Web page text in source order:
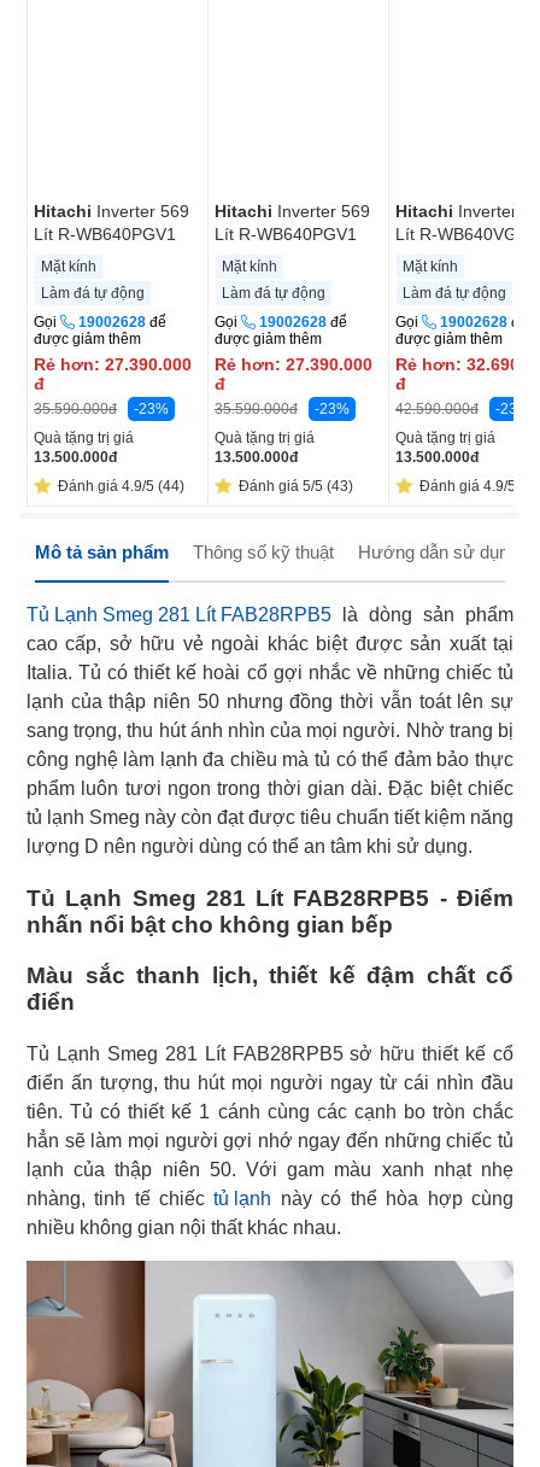
Hitachi Inverter 569
Lít R-WB640PGV1
GCK
Mặt kính
Làm đá tự động
Gọi 19002628 để
được giảm thêm
Rẻ hơn: 27.390.000
đ
35.590.000đ
-23%
Quà tặng trị giá
13.500.000đ
Đánh giá 4.9/5 (44)
Hitachi Inverter 569
Lít R-WB640PGV1
GMG
Mặt kính
Làm đá tự động
Gọi 19002628 để
được giảm thêm
Rẻ hơn: 27.390.000
đ
35.590.000đ
-23%
Quà tặng trị giá
13.500.000đ
Đánh giá 5/5 (43)
Hitachi Inverter
Lít R-WB640VGV0
GBK
Mặt kính
Làm đá tự động
Gọi 19002628 để
được giảm thêm
Rẻ hơn:
đ
42.590.000đ
-23%
Quà tặng trị giá
13.500.000đ
Đánh giá 4.9/5
Mô tả sản phẩm Thông số kỹ thuật Hướng dẫn sử dụng
Tủ Lạnh Smeg 281 Lít FAB28RPB5 là dòng sản phẩm
cao cấp, sở hữu vẻ ngoài khác biệt được sản xuất tại
Italia. Tủ có thiết kế hoài cổ gợi nhắc về những chiếc tủ
lạnh của thập niên 50 nhưng đồng thời vẫn toát lên sự
sang trọng, thu hút ánh nhìn của mọi người. Nhờ trang bị
công nghệ làm lạnh đa chiều mà tủ có thể đảm bảo thực
phẩm luôn tươi ngon trong thời gian dài. Đặc biệt chiếc
tủ lạnh Smeg này còn đạt được tiêu chuẩn tiết kiệm năng
lượng D nên người dùng có thể an tâm khi sử dụng.
Tủ Lạnh Smeg 281 Lít FAB28RPB5 - Điểm
nhấn nổi bật cho không gian bếp
Màu sắc thanh lịch, thiết kế đậm chất cổ
điển
Tủ Lạnh Smeg 281 Lít FAB28RPB5 sở hữu thiết kế cổ
điển ấn tượng, thu hút mọi người ngay từ cái nhìn đầu
tiên. Tủ có thiết kế 1 cánh cùng các cạnh bo tròn chắc
hẳn sẽ làm mọi người gợi nhớ ngay đến những chiếc tủ
lạnh của thập niên 50. Với gam màu xanh nhạt nhẹ
nhàng, tinh tế chiếc tủ lạnh này có thể hòa hợp cùng
nhiều không gian nội thất khác nhau.